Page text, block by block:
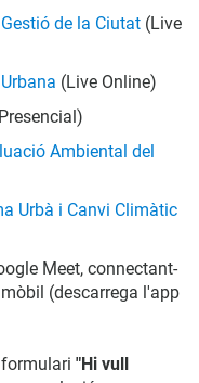
de la Ciutat (Live
(Live Online)
Ambiental del
Urbà i Canvi Climàtic
Meet, connectant-
(descarrega l'app
"Hi vull